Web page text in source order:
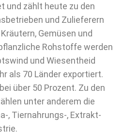
und zählt heute zu den
und Zulieferern
Gemüsen und
Rohstoffe werden
und Wiesentheid
als 70 Länder exportiert.
über 50 Prozent. Zu den
unter anderem die
, Tiernahrungs-, Extrakt-